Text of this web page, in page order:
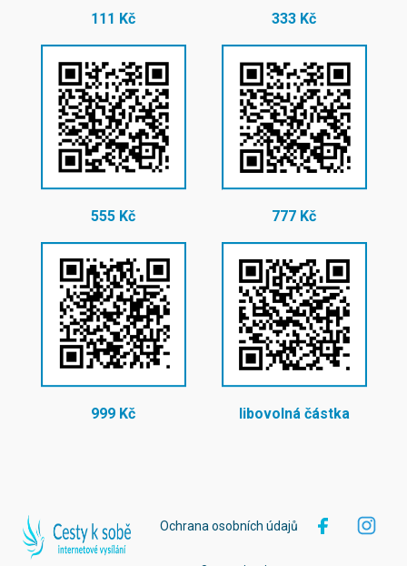
111 Kč 333 Kč
555 Kč 777 Kč
999 Kč libovolná částka
Ochrana osobních údajů